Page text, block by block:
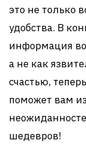
это не только
удобства. В
информация
а не как
счастью,
поможет вам
шедевров!